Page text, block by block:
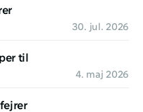
30. jul. 2026
til
4. maj 2026